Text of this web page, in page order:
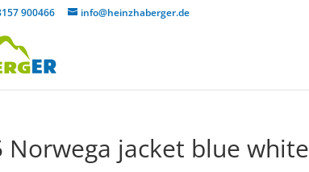
900466 info@heinzhaberger.de
Norwega jacket blue white